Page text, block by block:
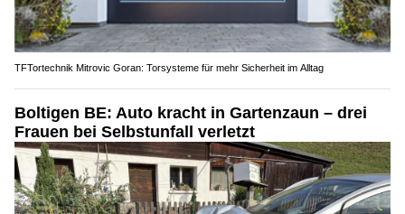
TFTortechnik Mitrovic Goran: Torsysteme für mehr Sicherheit im Alltag
Boltigen BE: Auto kracht in Gartenzaun – drei
Frauen bei Selbstunfall verletzt